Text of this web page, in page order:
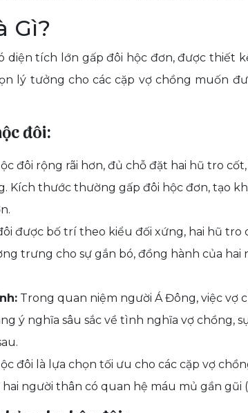
Gì?
diện tích lớn gấp đôi hộc đơn, được thiết
lý tưởng cho các cặp vợ chồng muốn
đôi:
đôi rộng rãi hơn, đủ chỗ đặt hai hũ tro
Kích thước thường gấp đôi hộc đơn, tạo
được bố trí theo kiểu đối xứng, hai hũ tro
trưng cho sự gắn bó, đồng hành của hai
Trong quan niệm người Á Đông, việc vợ
ý nghĩa sâu sắc về tình nghĩa vợ chồng,
đôi là lựa chọn tối ưu cho các cặp vợ
người thân có quan hệ máu mủ gần gũi